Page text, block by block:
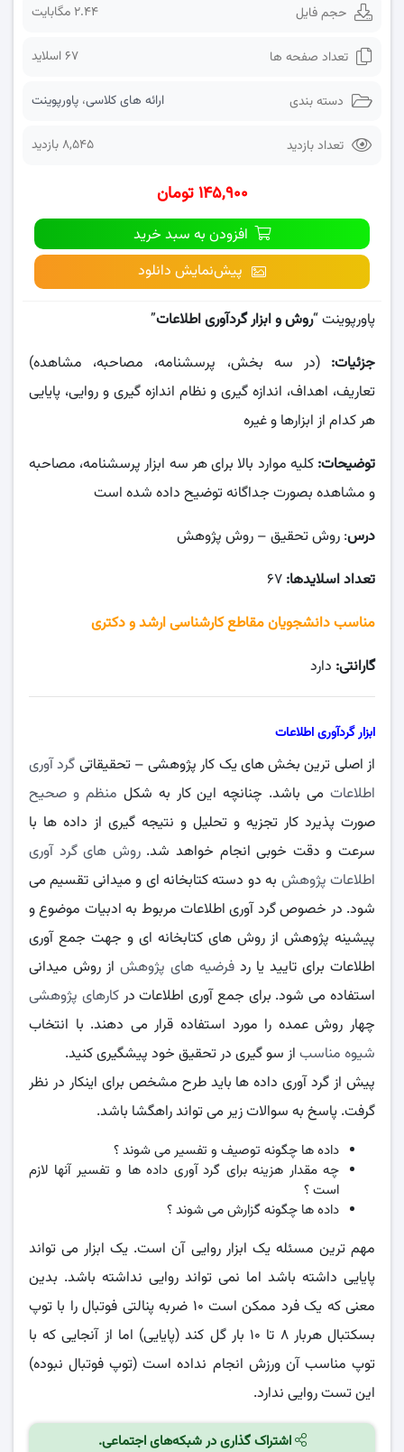
حجم فایل 2.44 مگابایت
تعداد صفحه ها 67 اسلاید
دسته بندی ارائه های کلاسی، پاورپوینت
تعداد بازدید 8,545 بازدید
۱۴۵,۹۰۰ تومان
افزودن به سبد خرید
پیش‌نمایش دانلود
پاورپوینت “روش و ابزار گردآوری اطلاعات”
جزئیات: (در سه بخش، پرسشنامه، مصاحبه، مشاهده)
تعاریف، اهداف، اندازه گیری و نظام اندازه گیری و روایی، پایایی
هر کدام از ابزارها و غیره
توضیحات: کلیه موارد بالا برای هر سه ابزار پرسشنامه، مصاحبه
و مشاهده بصورت جداگانه توضیح داده شده است
درس: روش تحقیق – روش پژوهش
تعداد اسلایدها:
مناسب دانشجویان مقاطع کارشناسی ارشد و دکتری
گارانتی: دارد
ابزار گردآوری اطلاعات
از اصلی ترین بخش های یک کار پژوهشی – تحقیقاتی گرد آوری
اطلاعاتمی باشد. چنانچه این کار به شکل منظم و صحیح
صورت پذیرد کار تجزیه و تحلیل و نتیجه گیری از داده ها با
سرعت و دقت خوبی انجام خواهد شد.روش‌ های گرد آوری
اطلاعات پژوهش به دو دسته کتابخانه‌ ای و میدانی تقسیم می‌
شود. در خصوص گرد آوری اطلاعات مربوط به ادبیات موضوع و
پیشینه پژوهش از روش‌ های کتابخانه ای و جهت جمع آوری
اطلاعات برای تایید یا رد فرضیه‌ های پژوهش از روش میدانی
استفاده می‌ شود. برای جمع آوری اطلاعات درکارهای پژوهشی
چهار روش عمده را مورد استفاده قرار می دهند. با انتخاب
شیوه مناسب از سو گیری در تحقیق خود پیشگیری کنید.
پیش از گرد آوری داده ها باید طرح مشخص برای اینکار در نظر
گرفت. پاسخ به سوالات زیر می تواند راهگشا باشد.
داده ها چگونه توصیف و تفسیر می شوند ؟
چه مقدار هزینه برای گرد آوری داده ها و تفسیر آنها لازم
است ؟
داده ها چگونه گزارش می شوند ؟
مهم ترین مسئله یک ابزار روایی آن است. یک ابزار می تواند
پایایی داشته باشد اما نمی تواند روایی نداشته باشد. بدین
معنی که یک فرد ممکن است ۱۰ ضربه پنالتی فوتبال را با توپ
بسکتبال هربار ۸ تا ۱۰ بار گل کند (پایایی) اما از آنجایی که با
توپ مناسب آن ورزش انجام نداده است (توپ فوتبال نبوده)
این تست روایی ندارد.
اشتراک گذاری در شبکه‌های اجتماعی.